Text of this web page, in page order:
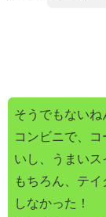
そうでもないね
コンビニで、
いし、うまいス
もちろん、テ
しなかった！